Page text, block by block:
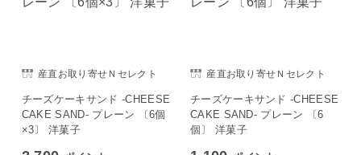
産直お取り寄せＮセレクト
チーズケーキサンド -CHEESE
CAKE SAND- プレーン 〔6個
×3〕 洋菓子
産直お取り寄せＮセレクト
チーズケーキサンド -CHEESE
CAKE SAND- プレーン 〔6
個〕 洋菓子